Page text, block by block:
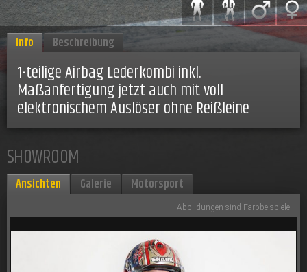
Info Beschreibung
1-teilige Airbag Lederkombi inkl.
Maßanfertigung jetzt auch mit voll
elektronischem Auslöser ohne Reißleine
SHOWROOM
Ansichten Galerie Motorsport
Abbildungen sind Farbbeispiele